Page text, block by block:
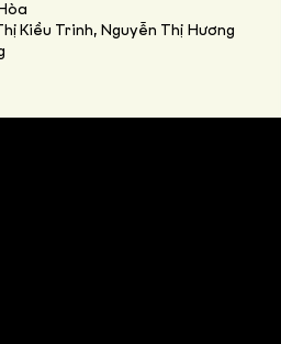
Kiều Trinh, Nguyễn Thị Hương